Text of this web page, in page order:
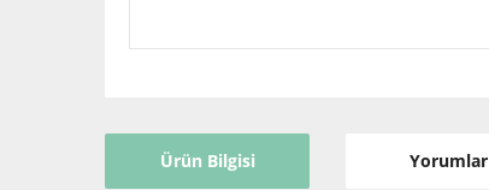
Ürün Bilgisi Yorumlar